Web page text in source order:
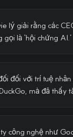
lý giải rằng các
gọi là 'hội chứng AI.'
đối với trí tuệ
mà đã thấy
công nghệ như